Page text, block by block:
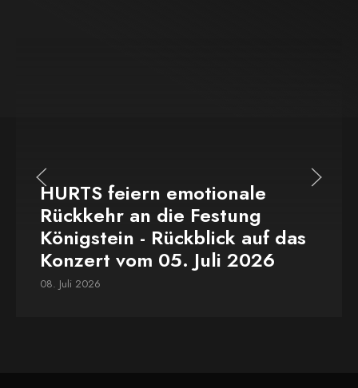
HURTS feiern emotionale
Rückkehr an die Festung
Königstein - Rückblick auf das
Konzert vom 05. Juli 2026
08. Juli 2026